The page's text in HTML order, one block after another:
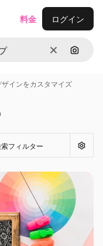
消去 画像で
料金 ログイン
ザインをカスタマイズ
フィルター